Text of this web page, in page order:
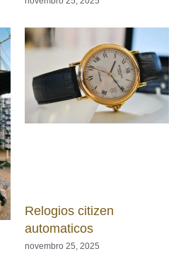
Relogios citizen
automaticos
novembro 25, 2025